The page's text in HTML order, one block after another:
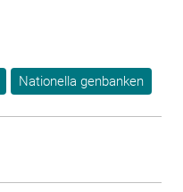
Nationella genbanken